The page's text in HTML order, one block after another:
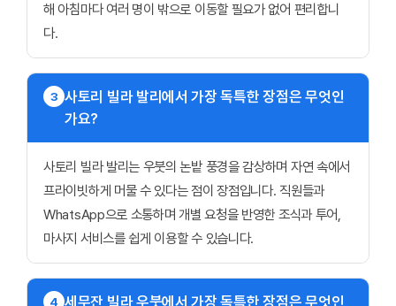
해 아침마다 여러 명이 밖으로 이동할 필요가 없어 편리합니
다.
3 사토리 빌라 발리에서 가장 독특한 장점은 무엇인
가요?
사토리 빌라 발리는 우붓의 논밭 풍경을 감상하며 자연 속에서
프라이빗하게 머물 수 있다는 점이 장점입니다. 직원들과
WhatsApp으로 소통하며 개별 요청을 반영한 조식과 투어,
마사지 서비스를 쉽게 이용할 수 있습니다.
4 세무잔 빌라 우붓에서 가장 독특한 장점은 무엇인